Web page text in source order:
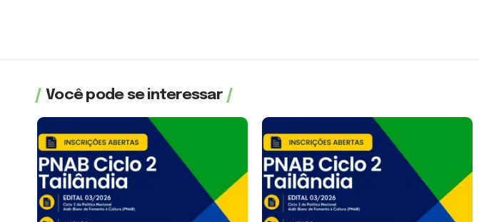
Você pode se interessar